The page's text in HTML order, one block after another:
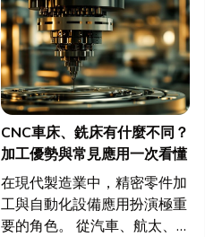
CNC車床、銑床有什麼不同？
加工優勢與常見應用一次看懂
在現代製造業中，精密零件加
工與自動化設備應用扮演極重
要的角色。 從汽車、航太、